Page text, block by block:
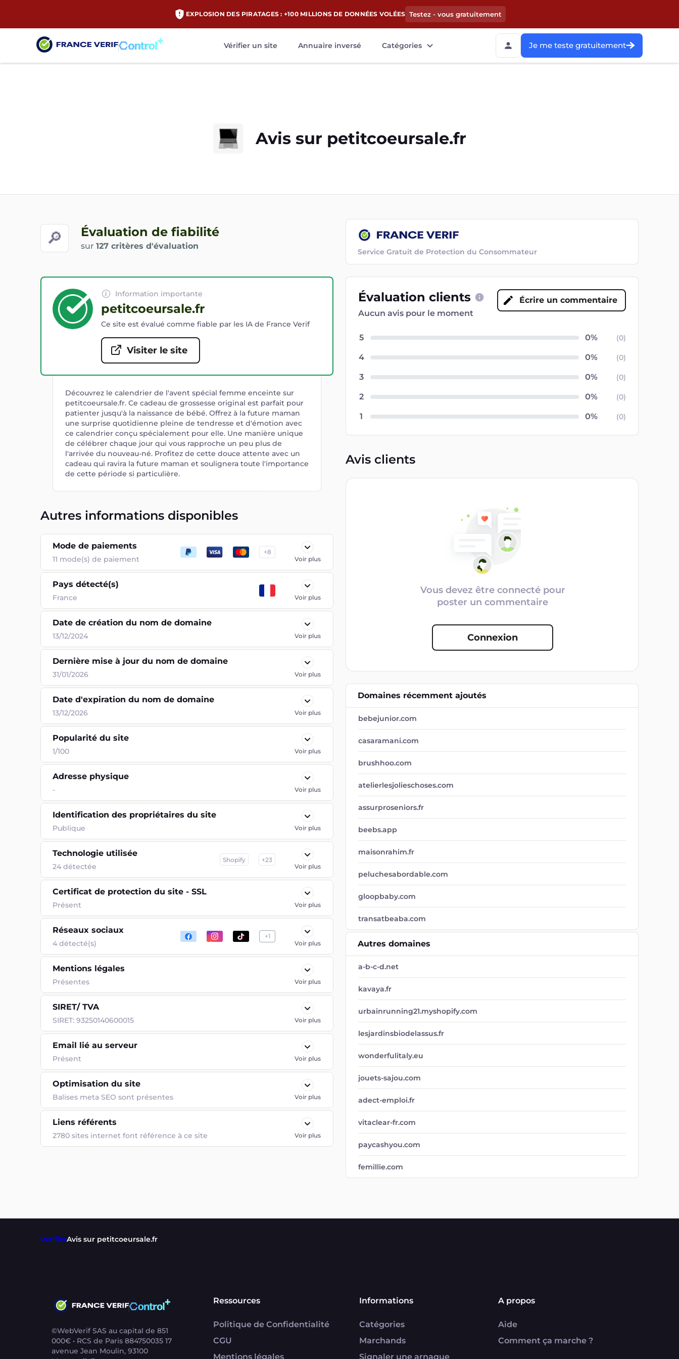
EXPLOSION DES PIRATAGES : +100 MILLIONS DE DONNÉES VOLÉES Testez - vous gratuitement
Vérifier un site Annuaire inversé Catégories Je me teste gratuitement
Avis sur petitcoeursale.fr
🔎 Évaluation de fiabilité
sur 127 critères d'évaluation
Service Gratuit de Protection du Consommateur
Information importante
petitcoeursale.fr
Ce site est évalué comme fiable par les IA de France Verif
Visiter le site
Découvrez le calendrier de l'avent spécial femme enceinte sur
petitcoeursale.fr. Ce cadeau de grossesse original est parfait pour
patienter jusqu'à la naissance de bébé. Offrez à la future maman
une surprise quotidienne pleine de tendresse et d'émotion avec
ce calendrier conçu spécialement pour elle. Une manière unique
de célébrer chaque jour qui vous rapproche un peu plus de
l'arrivée du nouveau-né. Profitez de cette douce attente avec un
cadeau qui ravira la future maman et soulignera toute l'importance
de cette période si particulière.
Autres informations disponibles
Mode de paiements
11 mode(s) de paiement
+8
Voir plus
Pays détecté(s)
France Voir plus
Date de création du nom de domaine
13/12/2024 Voir plus
Dernière mise à jour du nom de domaine
31/01/2026 Voir plus
Date d'expiration du nom de domaine
13/12/2026 Voir plus
Popularité du site
1/100 Voir plus
Adresse physique
- Voir plus
Identification des propriétaires du site
Publique Voir plus
Technologie utilisée
24 détectée
Shopify +23
Voir plus
Certificat de protection du site - SSL
Présent Voir plus
Réseaux sociaux
4 détecté(s)
+1
Voir plus
Mentions légales
Présentes Voir plus
SIRET/ TVA
SIRET: 93250140600015 Voir plus
Email lié au serveur
Présent Voir plus
Optimisation du site
Balises meta SEO sont présentes Voir plus
Liens référents
2780 sites internet font référence à ce site Voir plus
Évaluation clients
Aucun avis pour le moment
Écrire un commentaire
5 (0)
4 (0)
3 (0)
2 (0)
1 (0)
Avis clients
Vous devez être connecté pour
poster un commentaire
Connexion
Domaines récemment ajoutés
bebejunior.com
casaramani.com
brushhoo.com
atelierlesjolieschoses.com
assurproseniors.fr
beebs.app
maisonrahim.fr
peluchesabordable.com
gloopbaby.com
transatbeaba.com
Autres domaines
a-b-c-d.net
kavaya.fr
urbainrunning21.myshopify.com
lesjardinsbiodelassus.fr
wonderfulitaly.eu
jouets-sajou.com
adect-emploi.fr
vitaclear-fr.com
paycashyou.com
femillie.com
VerifierAvis sur petitcoeursale.fr
©WebVerif SAS au capital de 851
000€ • RCS de Paris 884750035 17
avenue Jean Moulin, 93100
Ressources
Politique de Confidentialité
CGU
Mentions légales
Informations
Catégories
Marchands
Signaler une arnaque
A propos
Aide
Comment ça marche ?